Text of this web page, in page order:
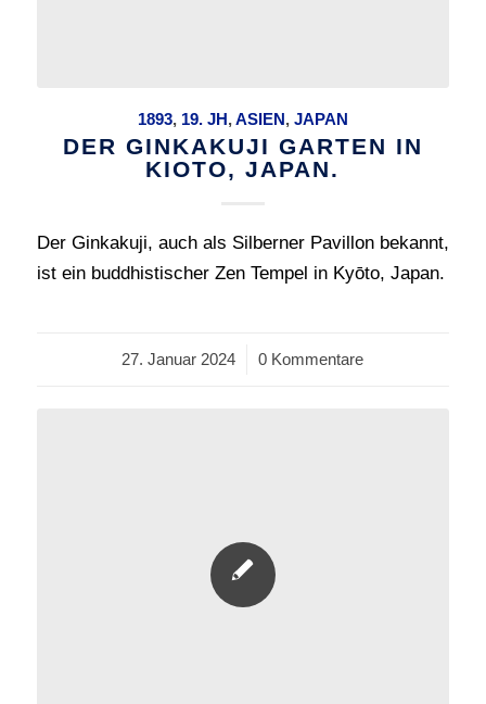
1893, 19. JH,ASIEN, JAPAN
DER GINKAKUJI GARTEN IN
KIOTO, JAPAN.
Der Ginkakuji, auch als Silberner Pavillon bekannt,
ist ein buddhistischer Zen Tempel in Kyōto, Japan.
27. Januar 2024
/ 0 Kommentare